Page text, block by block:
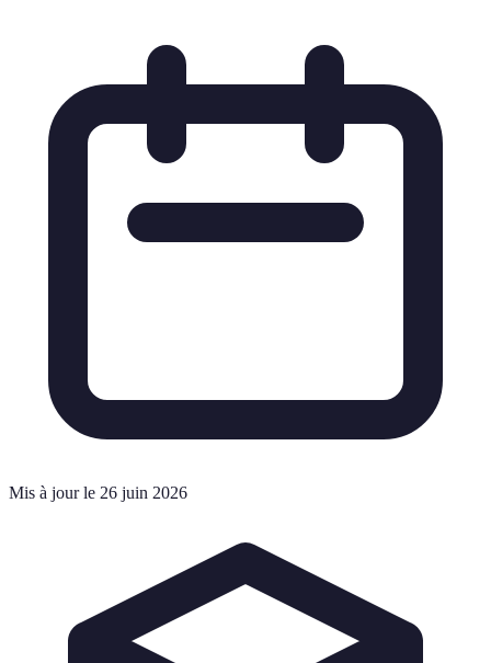
Mis à jour le 26 juin 2026